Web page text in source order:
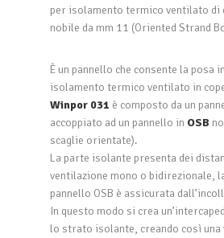
per isolamento termico ventilato di
nobile da mm 11 (Oriented Strand
È un pannello che consente la posa
isolamento termico ventilato in
Winpor 031 è composto da un
accoppiato ad un pannello in OSB
scaglie orientate).
La parte isolante presenta dei
ventilazione mono o bidirezionale,
pannello OSB è assicurata
In questo modo si crea
lo strato isolante, creando così